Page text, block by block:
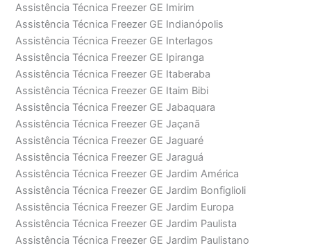
Assistência Técnica Freezer GE Imirim
Assistência Técnica Freezer GE Indianópolis
Assistência Técnica Freezer GE Interlagos
Assistência Técnica Freezer GE Ipiranga
Assistência Técnica Freezer GE Itaberaba
Assistência Técnica Freezer GE Itaim Bibi
Assistência Técnica Freezer GE Jabaquara
Assistência Técnica Freezer GE Jaçanã
Assistência Técnica Freezer GE Jaguaré
Assistência Técnica Freezer GE Jaraguá
Assistência Técnica Freezer GE Jardim América
Assistência Técnica Freezer GE Jardim Bonfiglioli
Assistência Técnica Freezer GE Jardim Europa
Assistência Técnica Freezer GE Jardim Paulista
Assistência Técnica Freezer GE Jardim Paulistano